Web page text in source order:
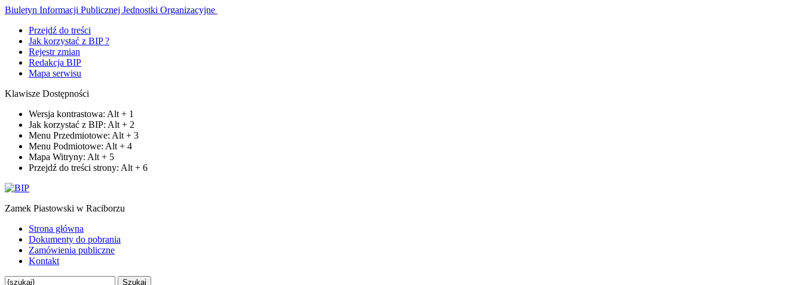
Biuletyn Informacji Publicznej Jednostki Organizacyjne
Przejdź do treści
Jak korzystać z BIP ?
Rejestr zmian
Redakcja BIP
Mapa serwisu
Klawisze Dostępności
Wersja kontrastowa: Alt + 1
Jak korzystać z BIP: Alt + 2
Menu Przedmiotowe: Alt + 3
Menu Podmiotowe: Alt + 4
Mapa Witryny: Alt + 5
Przejdź do treści strony: Alt + 6
Zamek Piastowski w Raciborzu
Strona główna
Dokumenty do pobrania
Zamówienia publiczne
Kontakt